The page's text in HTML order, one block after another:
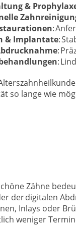
&
:
& Implantate:
:
:
so lange wie
Zähne
der digitalen
Inlays oder
weniger